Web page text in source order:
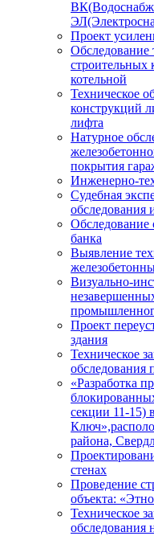
Проект
Обследование
строительных
котельной
Техническое
конструкций
лифта
Натурное
покрытия
Инженерно-
Судебная
обследования
Обследование
банка
Выявление
Визуально-
Проект
здания
Техническое
«Разработка
секции 11-
района,
стенах
Проведение
объекта:
Техническое